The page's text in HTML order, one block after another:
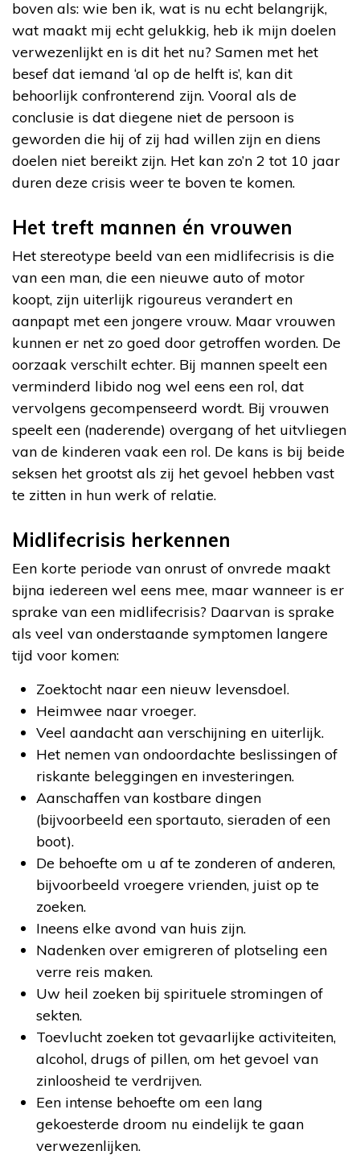
boven als: wie ben ik, wat is nu echt belangrijk,
wat maakt mij echt gelukkig, heb ik mijn doelen
verwezenlijkt en is dit het nu? Samen met het
besef dat iemand ‘al op de helft is’, kan dit
behoorlijk confronterend zijn. Vooral als de
conclusie is dat diegene niet de persoon is
geworden die hij of zij had willen zijn en diens
doelen niet bereikt zijn. Het kan zo’n 2 tot 10 jaar
duren deze crisis weer te boven te komen.
Het treft mannen én vrouwen
Het stereotype beeld van een midlifecrisis is die
van een man, die een nieuwe auto of motor
koopt, zijn uiterlijk rigoureus verandert en
aanpapt met een jongere vrouw. Maar vrouwen
kunnen er net zo goed door getroffen worden. De
oorzaak verschilt echter. Bij mannen speelt een
verminderd libido nog wel eens een rol, dat
vervolgens gecompenseerd wordt. Bij vrouwen
speelt een (naderende) overgang of het uitvliegen
van de kinderen vaak een rol. De kans is bij beide
seksen het grootst als zij het gevoel hebben vast
te zitten in hun werk of relatie.
Midlifecrisis herkennen
Een korte periode van onrust of onvrede maakt
bijna iedereen wel eens mee, maar wanneer is er
sprake van een midlifecrisis? Daarvan is sprake
als veel van onderstaande symptomen langere
tijd voor komen:
Zoektocht naar een nieuw levensdoel.
Heimwee naar vroeger.
Veel aandacht aan verschijning en uiterlijk.
Het nemen van ondoordachte beslissingen of
riskante beleggingen en investeringen.
Aanschaffen van kostbare dingen
(bijvoorbeeld een sportauto, sieraden of een
boot).
De behoefte om u af te zonderen of anderen,
bijvoorbeeld vroegere vrienden, juist op te
zoeken.
Ineens elke avond van huis zijn.
Nadenken over emigreren of plotseling een
verre reis maken.
Uw heil zoeken bij spirituele stromingen of
sekten.
Toevlucht zoeken tot gevaarlijke activiteiten,
alcohol, drugs of pillen, om het gevoel van
zinloosheid te verdrijven.
Een intense behoefte om een lang
gekoesterde droom nu eindelijk te gaan
verwezenlijken.